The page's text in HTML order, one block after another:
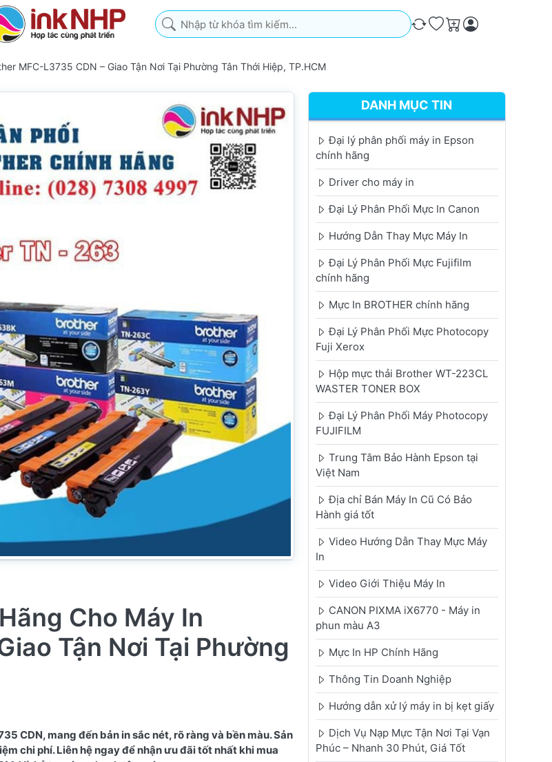
Nhập từ khóa tìm kiếm. Kết quả sẽ tự động xuất hiện khi bạn nhập. Nhấn phím
So sánh
Ưa thích
Giỏ hàng
MFC-L3735 CDN – Giao Tận Nơi Tại Phường Tân Thới Hiệp, TP.HCM
Cho Máy In
Tận Nơi Tại Phường
CDN, mang đến bản in sắc nét, rõ ràng và bền màu. Sản
chi phí. Liên hệ ngay để nhận ưu đãi tốt nhất khi mua
DANH MỤC TIN
Đại lý phân phối máy in Epson
chính hãng
Driver cho máy in
Đại Lý Phân Phối Mực In Canon
Hướng Dẫn Thay Mực Máy In
Đại Lý Phân Phối Mực Fujifilm
chính hãng
Mực In BROTHER chính hãng
Đại Lý Phân Phối Mực Photocopy
Fuji Xerox
Hộp mực thải Brother WT-223CL
WASTER TONER BOX
Đại Lý Phân Phối Máy Photocopy
FUJIFILM
Trung Tâm Bảo Hành Epson tại
Việt Nam
Địa chỉ Bán Máy In Cũ Có Bảo
Hành giá tốt
Video Hướng Dẫn Thay Mực Máy
In
Video Giới Thiệu Máy In
CANON PIXMA iX6770 - Máy in
phun màu A3
Mực In HP Chính Hãng
Thông Tin Doanh Nghiệp
Hướng dẫn xử lý máy in bị kẹt giấy
Dịch Vụ Nạp Mực Tận Nơi Tại Vạn
Phúc – Nhanh 30 Phút, Giá Tốt